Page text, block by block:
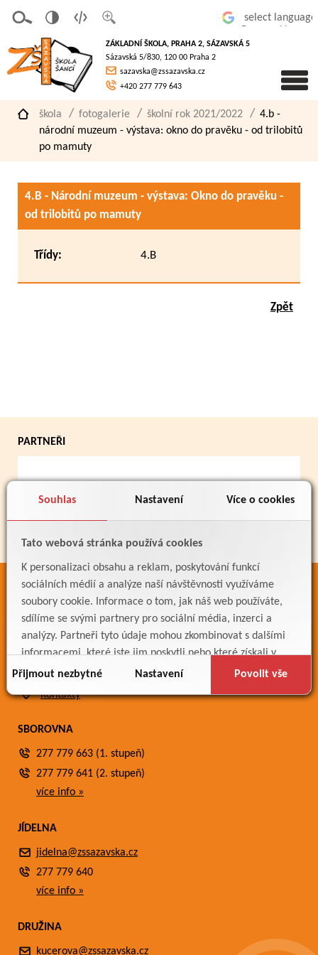
Souhlas Nastavení Více o cookies
Tato webová stránka používá cookies
K personalizaci obsahu a reklam, poskytování funkcí
sociálních médií a analýze naší návštěvnosti využíváme
soubory cookie. Informace o tom, jak náš web používáte,
sdílíme se svými partnery pro sociální média, inzerci a
analýzy. Partneři tyto údaje mohou zkombinovat s dalšími
informacemi, které jste jim poskytli nebo které získali v
důsledku toho, že používáte jejich služby.
Přijmout nezbytné Nastavení Povolit vše
písmo
á
verze
pro
slaboz
raké
ZÁKLADNÍ ŠKOLA, PRAHA 2, SÁZAVSKÁ 5
Sázavská 5/830, 120 00 Praha 2
sazavska@zssazavska.cz
+420 277 779 643
škola fotogalerie školní rok 2021/2022
4.b -
národní muzeum - výstava: okno do pravěku - od trilobitů
po mamuty
4.B - Národní muzeum - výstava: Okno do pravěku -
od trilobitů po mamuty
Třídy: 4.B
Zpět
PARTNEŘI
ODKAZY
Bakaláři
Jídelníček
Meteostanice
Fotogalerie
Kontakty
SBOROVNA
277 779 663 (1. stupeň)
277 779 641 (2. stupeň)
více info »
JÍDELNA
jidelna@zssazavska.cz
277 779 640
více info »
DRUŽINA
kucerova@zssazavska.cz